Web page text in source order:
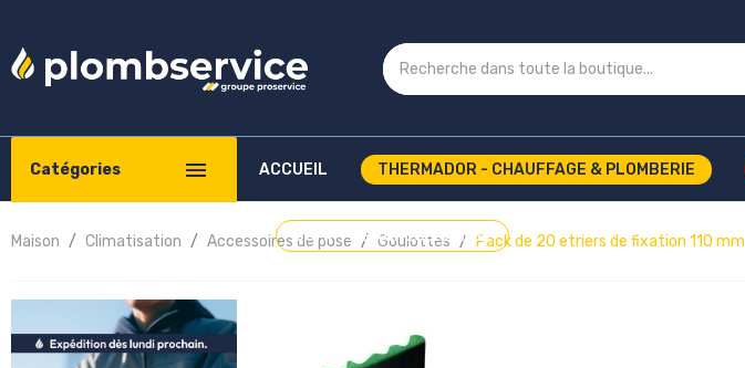
Catégories ACCUEIL THERMADOR - CHAUFFAGE & PLOMBERIE
COMPTE PROFESSIONNEL
Maison Climatisation Accessoires de pose Goulottes Pack de 20 etriers de fixation 110 mm